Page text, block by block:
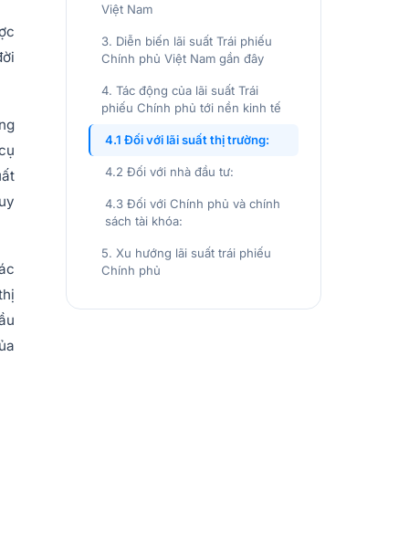
Việt Nam
3. Diễn biến lãi suất Trái phiếu
Chính phủ Việt Nam gần đây
4. Tác động của lãi suất Trái
phiếu Chính phủ tới nền kinh tế
4.1 Đối với lãi suất thị trường:
4.2 Đối với nhà đầu tư:
4.3 Đối với Chính phủ và chính
sách tài khóa:
5. Xu hướng lãi suất trái phiếu
Chính phủ